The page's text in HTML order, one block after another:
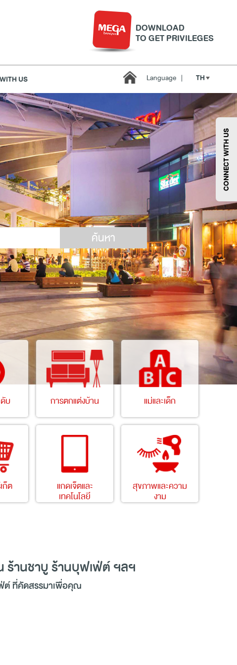
DOWNLOAD
TO GET PRIVILEGES
US Language | TH
บริการ เมกา สมาร์ท คิดส์ กีฬา
ซูเปอร์มาร์เก็ต
CONNECT WITH US
ค้นหา
บ การตกแต่งบ้าน แม่และเด็ก
ก็ต แกดเจ็ตและ
เทคโนโลยี
สุขภาพและความ
งาม
ร้านชาบู ร้านบุฟเฟ่ต์ ฯลฯ
ต์ ที่คัดสรรมาเพื่อคุณ
งลงตัวมากที่สุดในทุก ๆ ด้าน ตลอดจนการช่วยมอบ
ละแบรนด์ต่างประเทศที่เป็นที่สุดของการช้อปปิ้ง